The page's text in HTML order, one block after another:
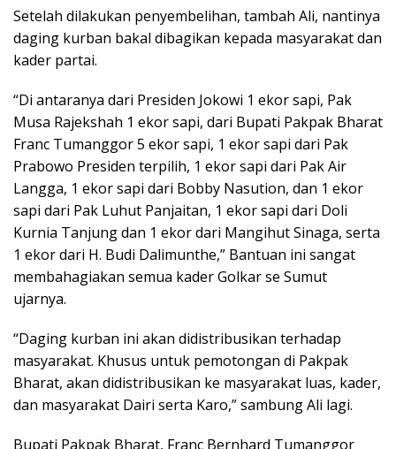
Setelah dilakukan penyembelihan, tambah Ali, nantinya
daging kurban bakal dibagikan kepada masyarakat dan
kader partai.
“Di antaranya dari Presiden Jokowi 1 ekor sapi, Pak
Musa Rajekshah 1 ekor sapi, dari Bupati Pakpak Bharat
Franc Tumanggor 5 ekor sapi, 1 ekor sapi dari Pak
Prabowo Presiden terpilih, 1 ekor sapi dari Pak Air
Langga, 1 ekor sapi dari Bobby Nasution, dan 1 ekor
sapi dari Pak Luhut Panjaitan, 1 ekor sapi dari Doli
Kurnia Tanjung dan 1 ekor dari Mangihut Sinaga, serta
1 ekor dari H. Budi Dalimunthe,” Bantuan ini sangat
membahagiakan semua kader Golkar se Sumut
ujarnya.
“Daging kurban ini akan didistribusikan terhadap
masyarakat. Khusus untuk pemotongan di Pakpak
Bharat, akan didistribusikan ke masyarakat luas, kader,
dan masyarakat Dairi serta Karo,” sambung Ali lagi.
Bupati Pakpak Bharat, Franc Bernhard Tumanggor